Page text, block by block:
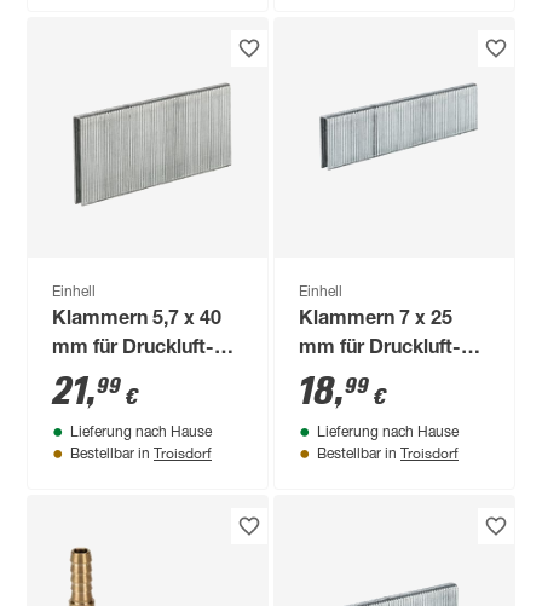
Einhell
Klammern 5,7 x 40
mm für Druckluft-
Tacker 3000 Stück
21,99 €
Lieferung nach Hause
Bestellbar in Troisdorf
Einhell
Klammern 7 x 25
mm für Druckluft-
Tacker 3000 Stück
18,99 €
Lieferung nach Hause
Bestellbar in Troisdorf